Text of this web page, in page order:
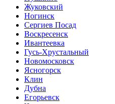
Жуковский
Ногинск
Сергиев Посад
Воскресенск
Ивантеевка
Гусь-Хрустальный
Новомосковск
Ясногорск
Клин
Дубна
Егорьевск